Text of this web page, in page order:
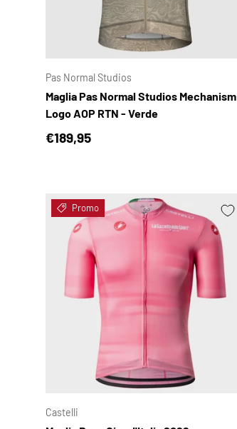
Pas Normal Studios
Maglia Pas Normal Studios Mechanism
Logo AOP RTN - Verde
Prezzo normale
€189,95
Promo
Castelli